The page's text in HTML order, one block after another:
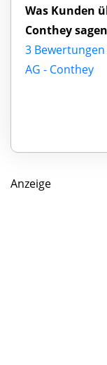
Was Kunden
Conthey sagen
3
AG - Conthey
Anzeige